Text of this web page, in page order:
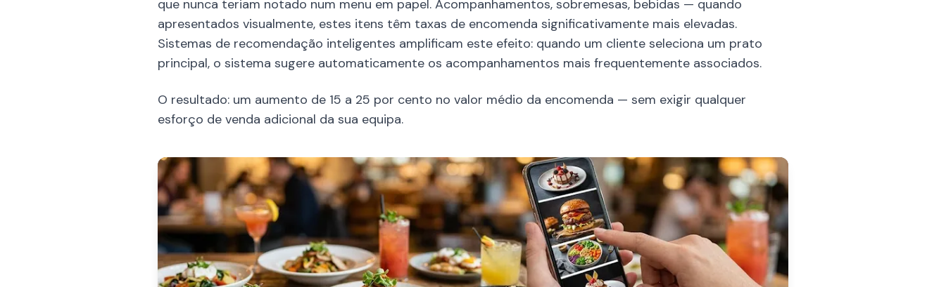
que nunca teriam notado num menu em papel. Acompanhamentos, sobremesas, bebidas — quando
apresentados visualmente, estes itens têm taxas de encomenda significativamente mais elevadas.
Sistemas de recomendação inteligentes amplificam este efeito: quando um cliente seleciona um prato
principal, o sistema sugere automaticamente os acompanhamentos mais frequentemente associados.
O resultado: um aumento de 15 a 25 por cento no valor médio da encomenda — sem exigir qualquer
esforço de venda adicional da sua equipa.